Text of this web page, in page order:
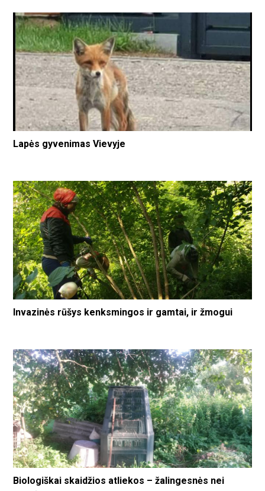
Lapės gyvenimas Vievyje
Invazinės rūšys kenksmingos ir gamtai, ir žmogui
Biologiškai skaidžios atliekos – žalingesnės nei